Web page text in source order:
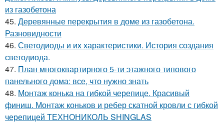
из газобетона
45. Деревянные перекрытия в доме из газобетона.
Разновидности
46. Светодиоды и их характеристики. История создания
светодиода.
47. План многоквартирного 5-ти этажного типового
панельного дома: все, что нужно знать
48. Монтаж конька на гибкой черепице. Красивый
финиш. Монтаж коньков и ребер скатной кровли с гибкой
черепицей ТЕХНОНИКОЛЬ SHINGLAS